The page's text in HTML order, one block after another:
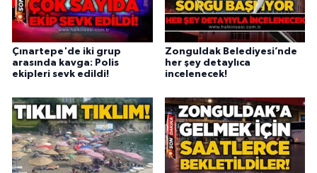
Çınartepe'de iki grup
arasında kavga: Polis
ekipleri sevk edildi!
Zonguldak Belediyesi’nde
her şey detaylıca
incelenecek!